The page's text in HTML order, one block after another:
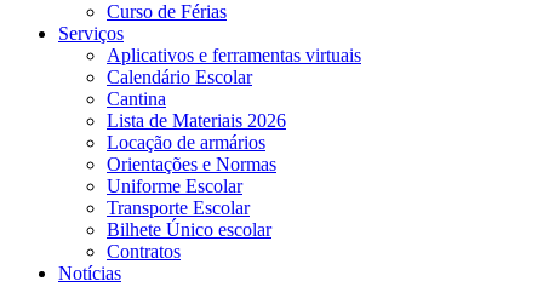
Curso de Férias
Serviços
Aplicativos e ferramentas virtuais
Calendário Escolar
Cantina
Lista de Materiais 2026
Locação de armários
Orientações e Normas
Uniforme Escolar
Transporte Escolar
Bilhete Único escolar
Contratos
Notícias